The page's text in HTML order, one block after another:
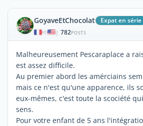
GoyaveEtChocolat Expat en série
| 782POSTS
Malheureusement Pescaraplace a
est assez difficile.
Au premier abord les amérciains
mais ce n'est qu'une apparence, ils
eux-mêmes, c'est toute la scociété
sens.
Pour votre enfant de 5 ans